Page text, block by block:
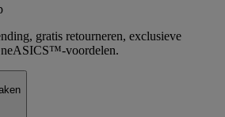
gratis retourneren, exclusieve
voordelen.